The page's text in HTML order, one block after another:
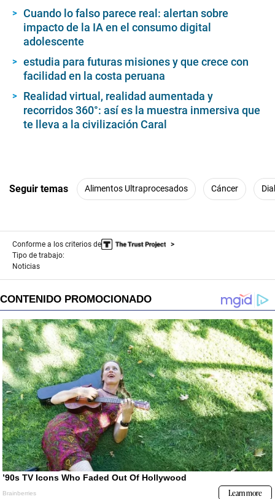
Cuando lo falso parece real: alertan sobre
impacto de la IA en el consumo digital
adolescente
estudia para futuras misiones y que crece con
facilidad en la costa peruana
Realidad virtual, realidad aumentada y
recorridos 360°: así es la muestra inmersiva que
te lleva a la civilización Caral
Seguir temas Alimentos Ultraprocesados Cáncer
Conforme a los criterios de
Tipo de trabajo:
Noticias